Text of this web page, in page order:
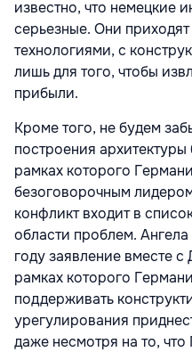
известно, что немецкие
серьезные. Они
технологиями, с
лишь для того, чтобы
прибыли.
Кроме того, не будем
построения
рамках которого
безоговорочным
конфликт входит в
области проблем.
году заявление вместе
рамках которого
поддерживать
урегулирования
даже несмотря на то,